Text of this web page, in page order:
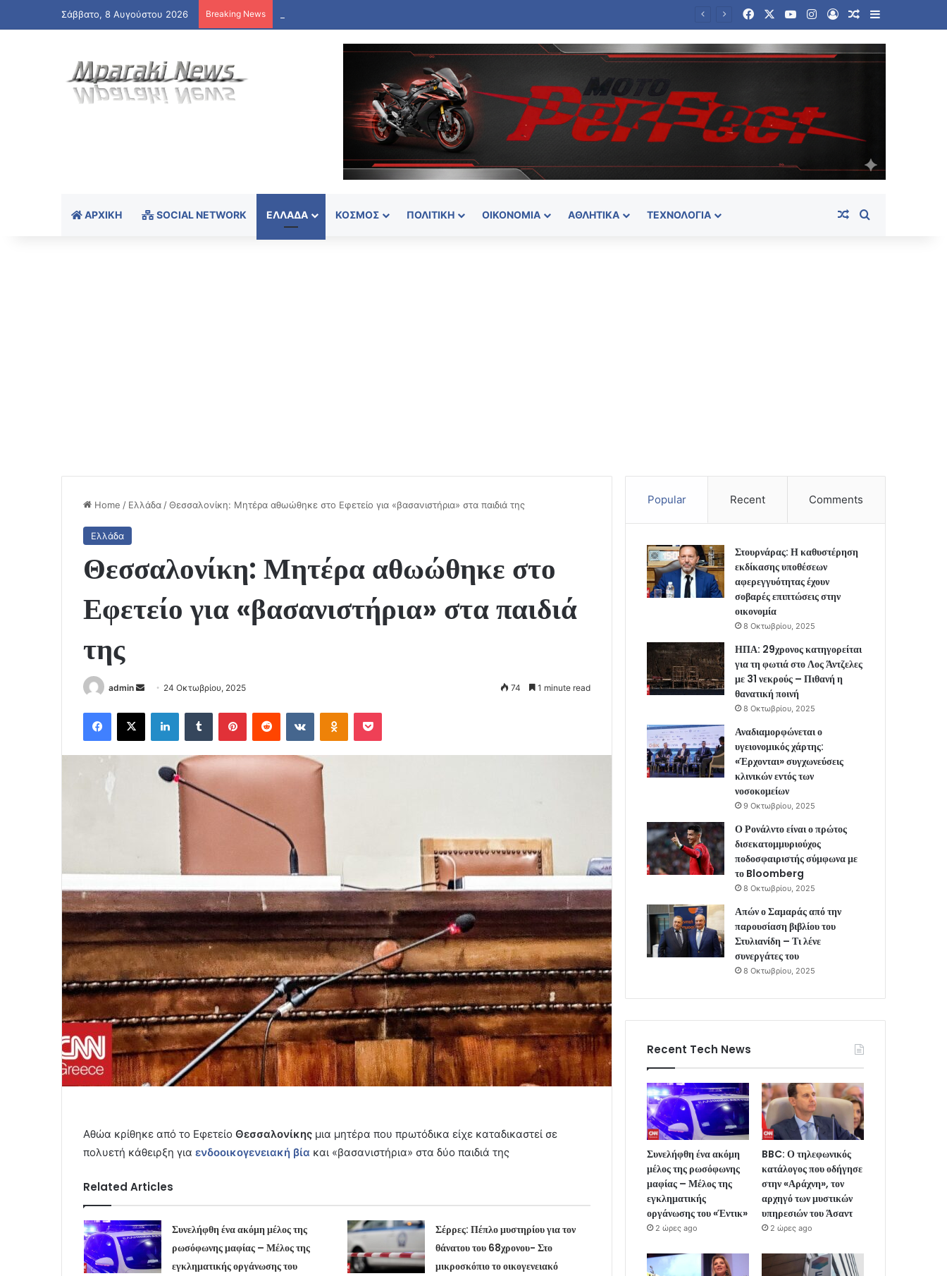
Σάββατο, 8 Αυγούστου 2026 Breaking News FacebookYouTubeInstagram
Log InRandom Article
Sidebar
ΑΡΧΙΚΉ SOCIAL NETWORK ΕΛΛΆΔΑ ΚΌΣΜΟΣ ΠΟΛΙΤΙΚΉ ΟΙΚΟΝΟΜΊΑ ΑΘΛΗΤΙΚΆ ΤΕΧΝΟΛΟΓΊΑ Random Article
Home / Ελλάδα /Θεσσαλονίκη: Μητέρα αθωώθηκε στο Εφετείο για «βασανιστήρια» στα παιδιά της
Ελλάδα
Θεσσαλονίκη: Μητέρα αθωώθηκε στο
Εφετείο για «βασανιστήρια» στα παιδιά
της
admin
Send
email
24 Οκτωβρίου, 2025 74 1 minute read
Facebook
X LinkedInTumblr PinterestReddit VKontakteOdnoklassniki
Pocket
Αθώα κρίθηκε από το Εφετείο Θεσσαλονίκης μια μητέρα που πρωτόδικα είχε καταδικαστεί σε
πολυετή κάθειρξη για ενδοοικογενειακή βία και «βασανιστήρια» στα δύο παιδιά της
Related Articles
Συνελήφθη ένα ακόμη μέλος της
ρωσόφωνης μαφίας – Μέλος της
εγκληματικής οργάνωσης του
Σέρρες: Πέπλο μυστηρίου για τον
θάνατου του 68χρονου- Στο
μικροσκόπιο το οικογενειακό
Popular Recent Comments
Στουρνάρας: Η καθυστέρηση
εκδίκασης υποθέσεων
αφερεγγυότητας έχουν
σοβαρές επιπτώσεις στην
οικονομία
8 Οκτωβρίου, 2025
ΗΠΑ: 29χρονος κατηγορείται
για τη φωτιά στο Λος Άντζελες
με 31 νεκρούς – Πιθανή η
θανατική ποινή
8 Οκτωβρίου, 2025
Αναδιαμορφώνεται ο
υγειονομικός χάρτης:
«Έρχονται» συγχωνεύσεις
κλινικών εντός των
νοσοκομείων
9 Οκτωβρίου, 2025
Ο Ρονάλντο είναι ο πρώτος
δισεκατομμυριούχος
ποδοσφαιριστής σύμφωνα με
το Bloomberg
8 Οκτωβρίου, 2025
Απών ο Σαμαράς από την
παρουσίαση βιβλίου του
Στυλιανίδη – Τι λένε
συνεργάτες του
8 Οκτωβρίου, 2025
Recent Tech News
Συνελήφθη ένα ακόμη
μέλος της ρωσόφωνης
μαφίας – Μέλος της
εγκληματικής
οργάνωσης του «Έντικ»
2 ώρες ago
BBC: Ο τηλεφωνικός
κατάλογος που οδήγησε
στην «Αράχνη», τον
αρχηγό των μυστικών
υπηρεσιών του Άσαντ
2 ώρες ago